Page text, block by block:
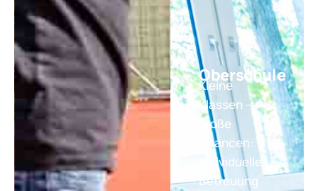
Oberschule
Kleine
Klassen –
große
Chancen:
Individuelle
Betreuung